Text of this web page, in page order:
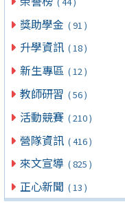
獎助學金 ( 91 )
升學資訊 ( 18 )
新生專區 ( 12 )
教師研習 ( 56 )
活動競賽 ( 210 )
營隊資訊 ( 416 )
來文宣導 ( 825 )
正心新聞 ( 13 )